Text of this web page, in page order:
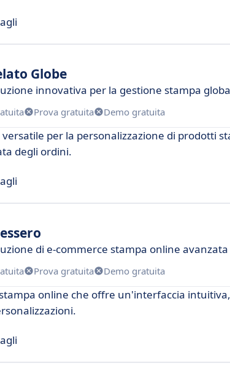
Globe
innovativa per la gestione stampa
Prova gratuita Demo gratuita
per la personalizzazione di prodotti
degli ordini.
di e-commerce stampa online avanzata
Prova gratuita Demo gratuita
online che offre un'interfaccia